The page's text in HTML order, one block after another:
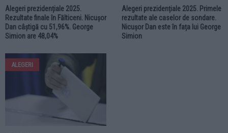
Alegeri prezidențiale 2025.
Rezultate finale în Fălticeni. Nicușor
Dan câștigă cu 51,96%. George
Simion are 48,04%
Alegeri prezidențiale 2025. Primele
rezultate ale caselor de sondare.
Nicușor Dan este în fața lui George
Simion
ALEGERI